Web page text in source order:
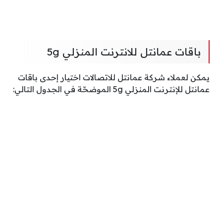
باقات عمانتل للانترنت المنزلي 5g
يمكن لعملاء شركة عمانتل للاتصالات اختيار إحدى باقات
عمانتل للإنترنت المنزلي 5g الموضحّة في الجدول التالي: